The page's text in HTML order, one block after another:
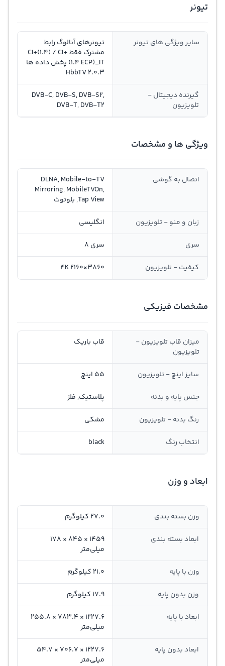
تیونر
سایر ویژگی های تیونر
تیونرهای آنالوگ رابط
مشترک فقط CI+(1.4) / CI+
(1.4 ECP)_IT پخش داده ها
HbbTV 2.0.3
گیرنده دیجیتال -
تلویزیون
DVB-C, DVB-S, DVB-S2,
DVB-T, DVB-T2
ویژگی ها و مشخصات
اتصال به گوشی
DLNA, Mobile-to-TV
Mirroring, MobileTVOn,
Tap View, بلوتوث
زبان و منو - تلویزیون انگلیسی
سری سری 8
کیفیت - تلویزیون 3860×2160 4K
مشخصات فیزیکی
میزان قاب تلویزیون -
تلویزیون
قاب باریک
سایز اینچ - تلویزیون 55 اینچ
جنس پایه و بدنه پلاستیک, فلز
رنگ بدنه - تلویزیون مشکی
انتخاب رنگ black
ابعاد و وزن
وزن بسته بندی 27.0 کیلوگرم
ابعاد بسته بندی
1459 × 845 × 178
میلی‌متر
وزن با پایه 21.0 کیلوگرم
وزن بدون پایه 17.9 کیلوگرم
ابعاد با پایه
1227.6 × 783.4 × 255.8
میلی‌متر
ابعاد بدون پایه
1227.6 × 706.7 × 54.7
میلی‌متر